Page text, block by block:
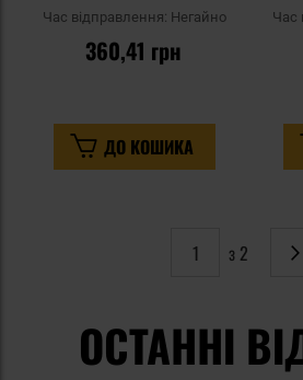
Час відправлення: Негайно
360,41 грн
ДО КОШИКА
Час
з 2
ОСТАННІ